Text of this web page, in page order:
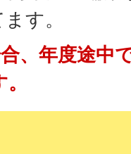
す。
、年度途中